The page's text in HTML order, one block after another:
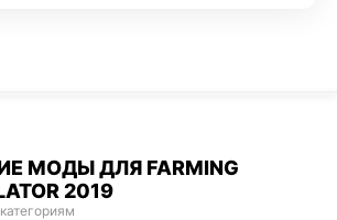
МОДЫ ДЛЯ FARMING
2019